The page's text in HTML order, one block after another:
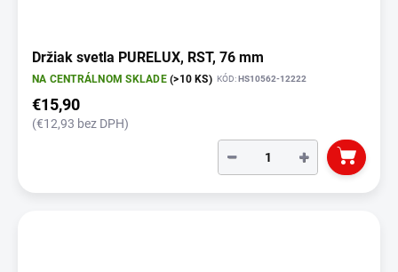
Držiak svetla PURELUX, RST, 76 mm
NA CENTRÁLNOM SKLADE(>10 KS) KÓD:HS10562-12222
€15,90
(€12,93 bez DPH)
+
−